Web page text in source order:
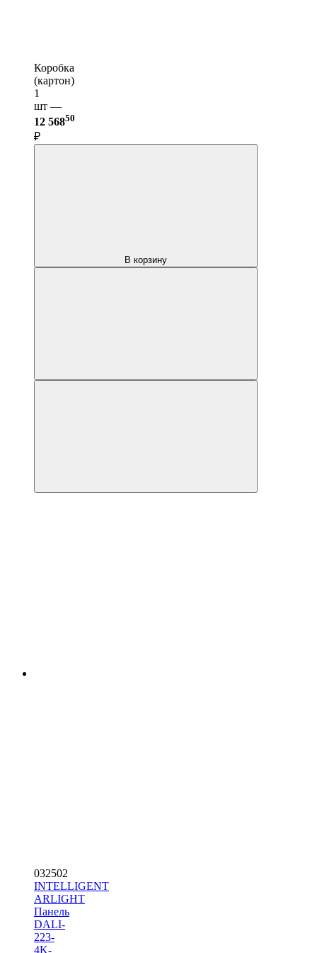
Коробка
(картон)
1
шт —
12 56850
₽
В корзину
032502
INTELLIGENT
ARLIGHT
Панель
DALI-
223-
4K-